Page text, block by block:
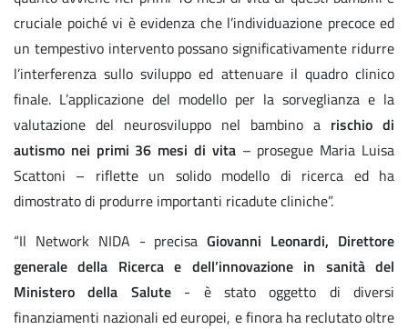
cruciale poiché vi è evidenza che l’individuazione precoce ed
un tempestivo intervento possano significativamente ridurre
l’interferenza sullo sviluppo ed attenuare il quadro clinico
finale. L’applicazione del modello per la sorveglianza e la
valutazione del neurosviluppo nel bambino a rischio di
autismo nei primi 36 mesi di vita– prosegue Maria Luisa
Scattoni – riflette un solido modello di ricerca ed ha
dimostrato di produrre importanti ricadute cliniche”.
“Il Network NIDA - precisaGiovanni Leonardi, Direttore
generale della Ricerca e dell’innovazione in sanità del
Ministero della Salute- è stato oggetto di diversi
finanziamenti nazionali ed europei, e finora ha reclutato oltre